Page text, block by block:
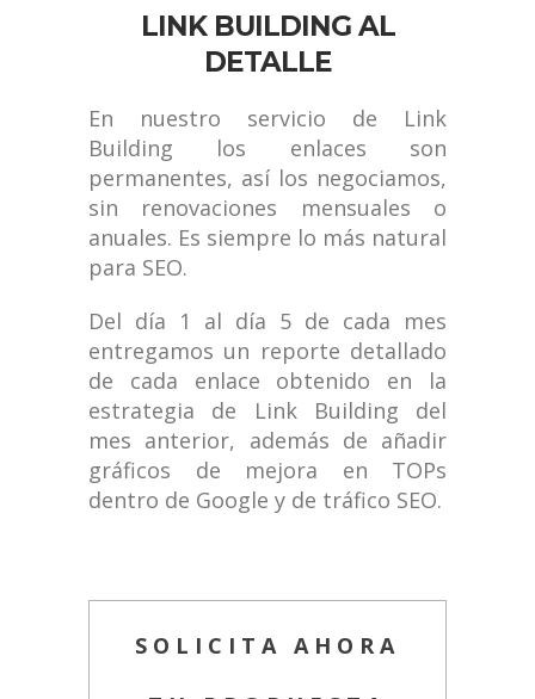
LINK BUILDING AL
DETALLE
En nuestro servicio de Link
Building los enlaces son
permanentes, así los negociamos,
sin renovaciones mensuales o
anuales. Es siempre lo más natural
para SEO.
Del día 1 al día 5 de cada mes
entregamos un reporte detallado
de cada enlace obtenido en la
estrategia de Link Building del
mes anterior, además de añadir
gráficos de mejora en TOPs
dentro de Google y de tráfico SEO.
SOLICITA AHORA